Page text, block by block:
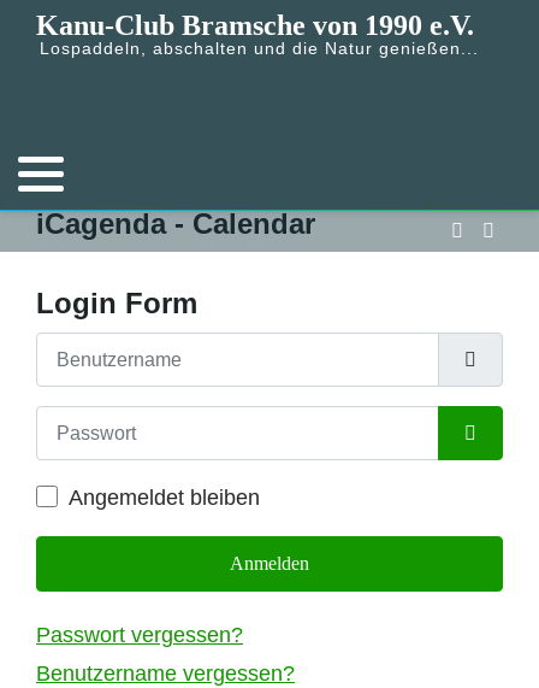
Kanu-Club Bramsche von 1990 e.V.
Lospaddeln, abschalten und die Natur genießen...
iCagenda - Calendar
Login Form
Benutzername
Passwort
Angemeldet bleiben
Anmelden
Passwort vergessen?
Benutzername vergessen?